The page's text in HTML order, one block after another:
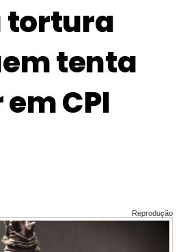
tortura
tenta
CPI
Reprodução